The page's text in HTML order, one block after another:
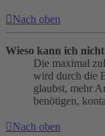
Nach oben
Wieso kann ich
Die maximal
wird durch die
glaubst, mehr
benötigen,
Nach oben